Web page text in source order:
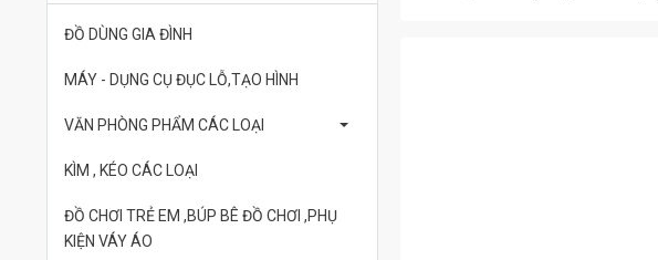
ĐỒ DÙNG GIA ĐÌNH
MÁY - DỤNG CỤ ĐỤC LỖ,TẠO HÌNH
VĂN PHÒNG PHẨM CÁC LOẠI
KÌM , KÉO CÁC LOẠI
ĐỒ CHƠI TRẺ EM ,BÚP BÊ ĐỒ CHƠI ,PHỤ
KIỆN VÁY ÁO